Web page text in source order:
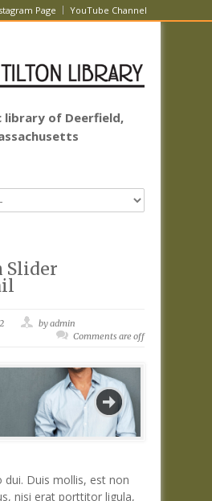
Page YouTube Channel
library of Deerfield,
Slider
by admin
Comments are off
dui. Duis mollis, est non
nisi erat porttitor ligula,